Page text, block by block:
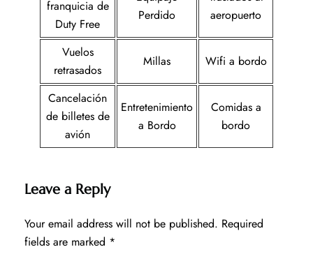
franquicia de
Duty Free
Perdido
aeropuerto
Vuelos
retrasados
Millas Wifi a bordo
Cancelación
de billetes de
avión
Entretenimiento
a Bordo
Comidas a
bordo
Leave a Reply
Your email address will not be published. Required
fields are marked *